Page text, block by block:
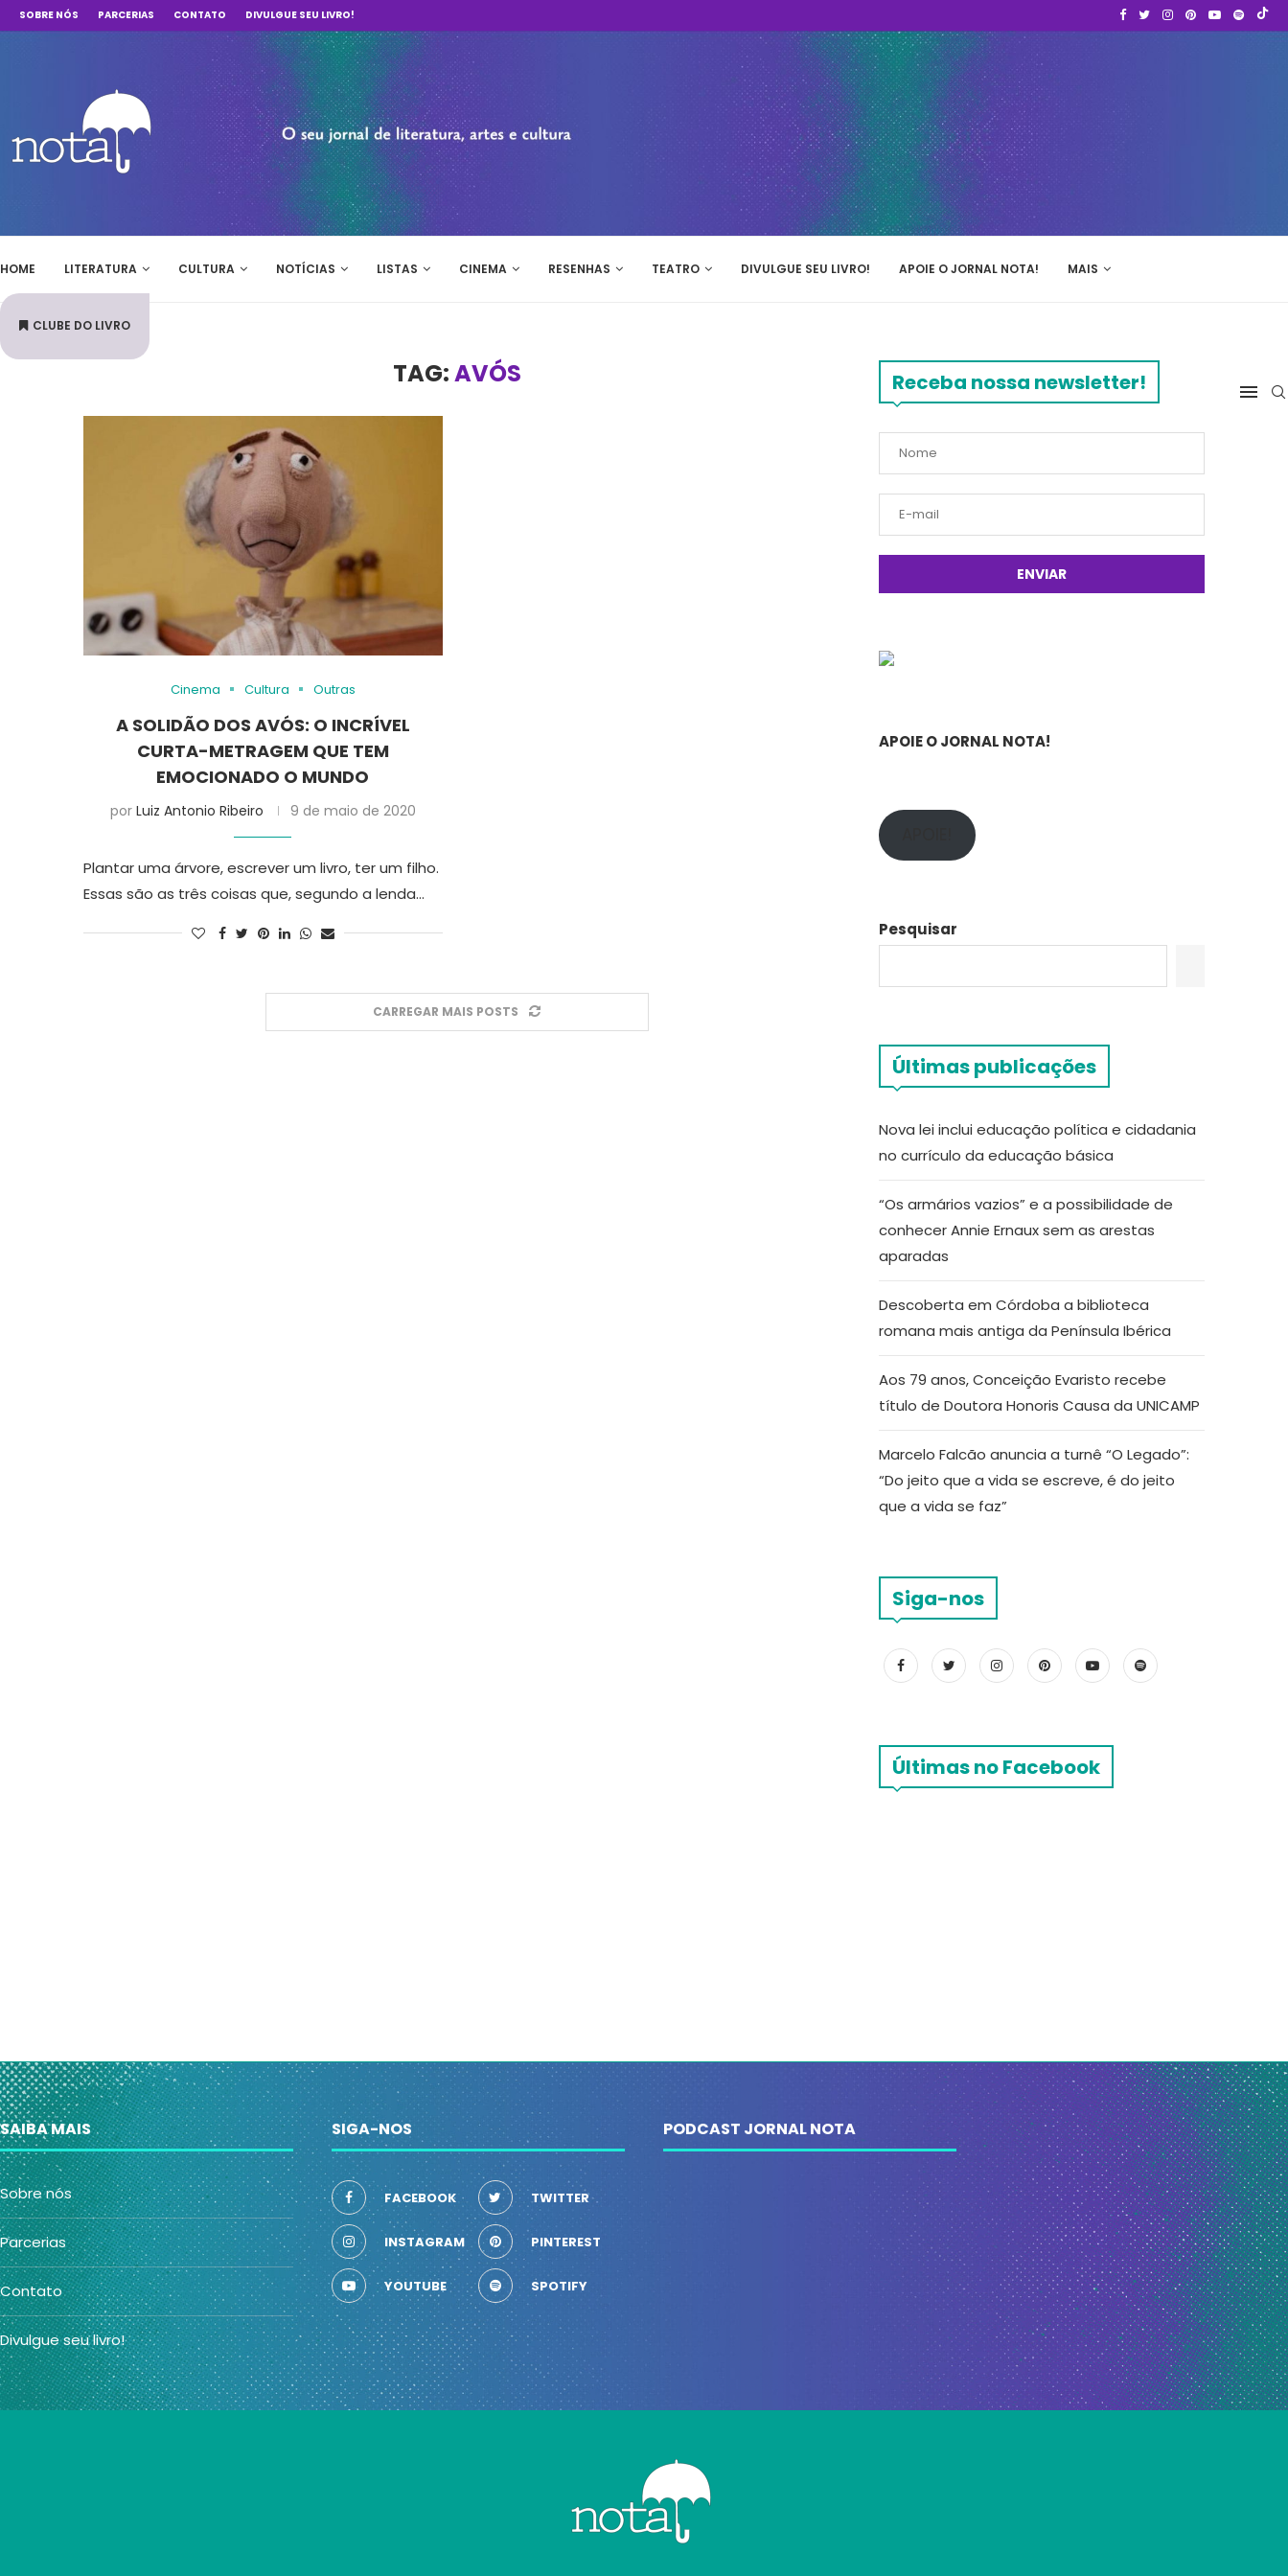
SOBRE NÓS PARCERIAS CONTATO DIVULGUE SEU LIVRO!
HOME LITERATURA CULTURA NOTÍCIAS LISTAS CINEMA RESENHAS TEATRO DIVULGUE SEU LIVRO! APOIE O JORNAL NOTA! MAIS
CLUBE DO LIVRO
TAG:AVÓS
Cinema Cultura Outras
A SOLIDÃO DOS AVÓS: O INCRÍVEL
CURTA-METRAGEM QUE TEM
EMOCIONADO O MUNDO
por Luiz Antonio Ribeiro 9 de maio de 2020
Plantar uma árvore, escrever um livro, ter um filho.
Essas são as três coisas que, segundo a lenda…
CARREGAR MAIS POSTS
Receba nossa newsletter!
APOIE O JORNAL NOTA!
Pesquisar
Últimas publicações
Nova lei inclui educação política e cidadania
no currículo da educação básica
“Os armários vazios” e a possibilidade de
conhecer Annie Ernaux sem as arestas
aparadas
Descoberta em Córdoba a biblioteca
romana mais antiga da Península Ibérica
Aos 79 anos, Conceição Evaristo recebe
título de Doutora Honoris Causa da UNICAMP
Marcelo Falcão anuncia a turnê “O Legado”:
“Do jeito que a vida se escreve, é do jeito
que a vida se faz”
Siga-nos
Últimas no Facebook
SAIBA MAIS
Sobre nós
Parcerias
Contato
Divulgue seu livro!
SIGA-NOS
FACEBOOK TWITTER
INSTAGRAM PINTEREST
YOUTUBE SPOTIFY
PODCAST JORNAL NOTA